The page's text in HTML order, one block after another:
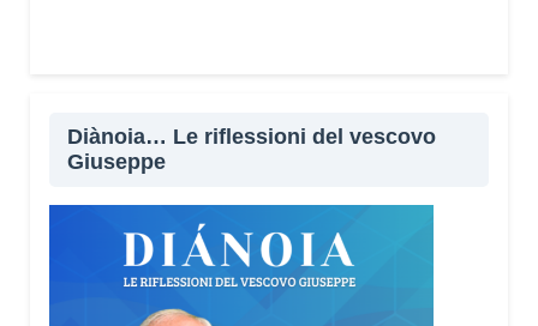
Diànoia… Le riflessioni del vescovo
Giuseppe